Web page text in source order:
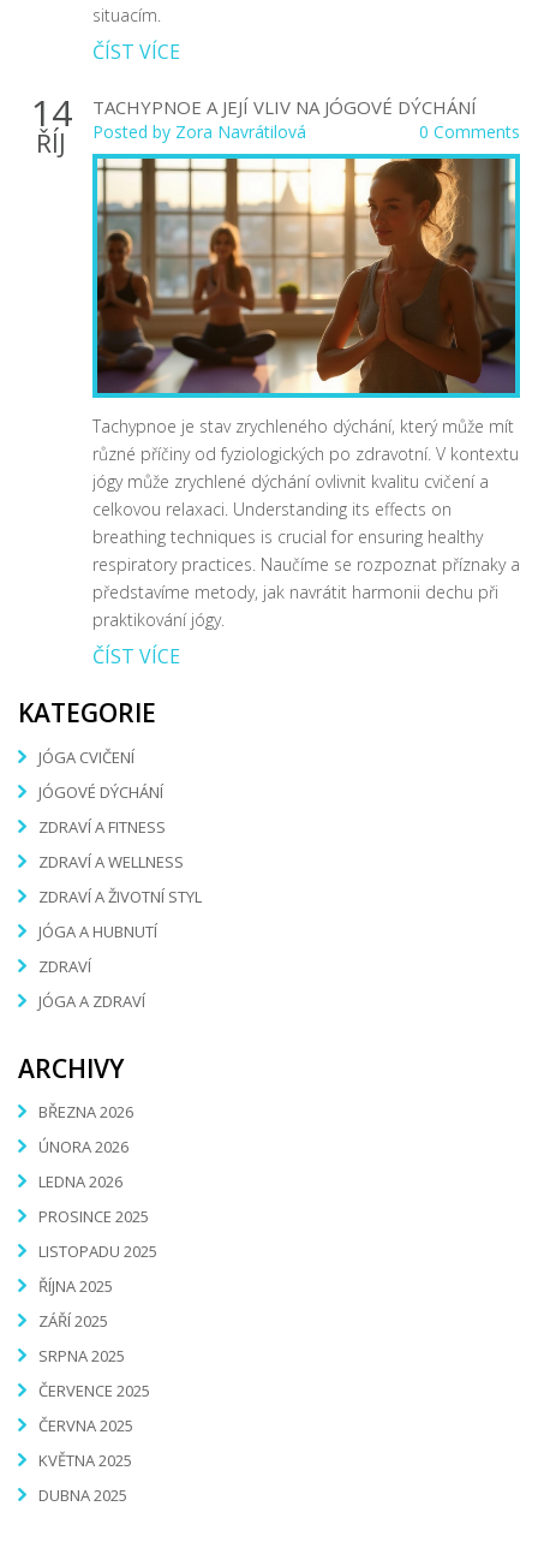
situacím.
ČÍST VÍCE
14
ŘÍJ
TACHYPNOE A JEJÍ VLIV NA JÓGOVÉ DÝCHÁNÍ
Posted by Zora Navrátilová 0 Comments
Tachypnoe je stav zrychleného dýchání, který může mít
různé příčiny od fyziologických po zdravotní. V kontextu
jógy může zrychlené dýchání ovlivnit kvalitu cvičení a
celkovou relaxaci. Understanding its effects on
breathing techniques is crucial for ensuring healthy
respiratory practices. Naučíme se rozpoznat příznaky a
představíme metody, jak navrátit harmonii dechu při
praktikování jógy.
ČÍST VÍCE
KATEGORIE
JÓGA CVIČENÍ
JÓGOVÉ DÝCHÁNÍ
ZDRAVÍ A FITNESS
ZDRAVÍ A WELLNESS
ZDRAVÍ A ŽIVOTNÍ STYL
JÓGA A HUBNUTÍ
ZDRAVÍ
JÓGA A ZDRAVÍ
ARCHIVY
BŘEZNA 2026
ÚNORA 2026
LEDNA 2026
PROSINCE 2025
LISTOPADU 2025
ŘÍJNA 2025
ZÁŘÍ 2025
SRPNA 2025
ČERVENCE 2025
ČERVNA 2025
KVĚTNA 2025
DUBNA 2025